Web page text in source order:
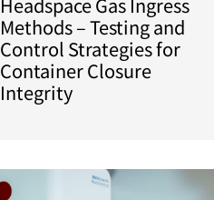
Headspace Gas Ingress
Methods – Testing and
Control Strategies for
Container Closure
Integrity